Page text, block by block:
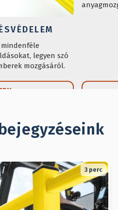
legyen szó
mozgásáról.
3 perc